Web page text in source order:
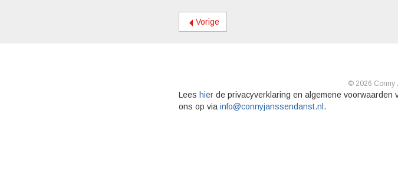
Vorige
© 2026 Conny
Lees hier de privacyverklaring en algemene
ons op viainfo@connyjanssendanst.nl .